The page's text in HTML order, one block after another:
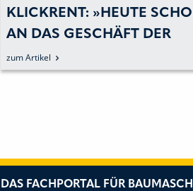
KLICKRENT: »HEUTE
AN DAS GESCHÄFT DER
ZUKUNFT DENKEN«
zum Artikel
DAS FACHPORTAL FÜR